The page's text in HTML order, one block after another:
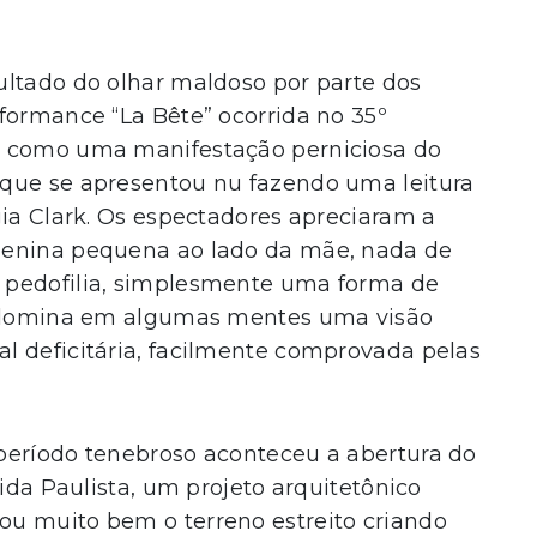
do olhar maldoso por parte dos
“La Bête” ocorrida no 35º
uma manifestação perniciosa do
se apresentou nu fazendo uma leitura
Clark. Os espectadores apreciaram a
pequena ao lado da mãe, nada de
simplesmente uma forma de
em algumas mentes uma visão
deficitária, facilmente comprovada pelas
tenebroso aconteceu a abertura do
Paulista, um projeto arquitetônico
muito bem o terreno estreito criando